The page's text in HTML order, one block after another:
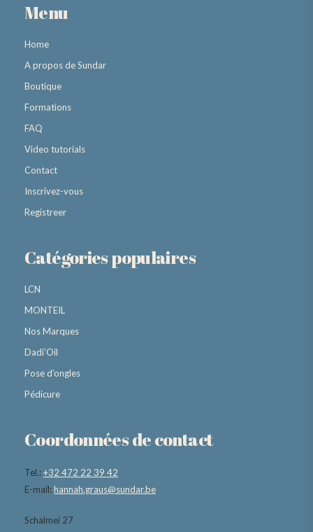
Menu
Home
A propos de Sundar
Boutique
Formations
FAQ
Video tutorials
Contact
Inscrivez-vous
Registreer
Catégories populaires
LCN
MONTEIL
Nos Marques
Dadi’Oil
Pose d’ongles
Pédicure
Coordonnées de contact
Tel.:+32 472 22 39 42
E-mail:hannah.graus@sundar.be
Schalmei 27